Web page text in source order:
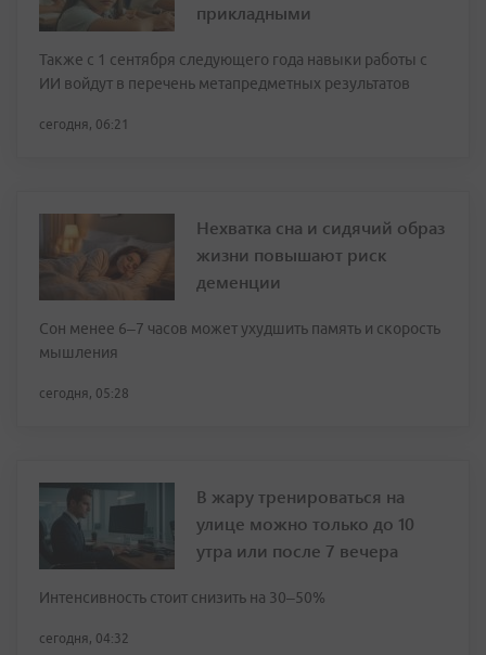
прикладными
Также с 1 сентября следующего года навыки работы с
ИИ войдут в перечень метапредметных результатов
сегодня, 06:21
Нехватка сна и сидячий образ
жизни повышают риск
деменции
Сон менее 6–7 часов может ухудшить память и скорость
мышления
сегодня, 05:28
В жару тренироваться на
улице можно только до 10
утра или после 7 вечера
Интенсивность стоит снизить на 30–50%
сегодня, 04:32